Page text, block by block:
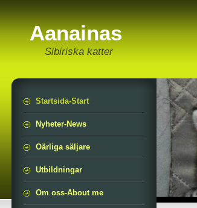
Aanainas
Sibiriska katter
Startsida-Start
Nyheter-News
Oärliga säljare
Utbildningar
Om oss-About me